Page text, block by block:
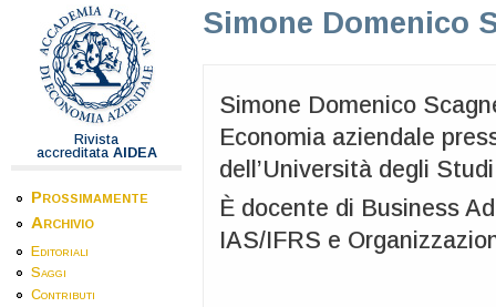
Rivista
accreditata AIDEA
Prossimamente
Archivio
Editoriali
Saggi
Contributi
Simone Domenico
Simone Domenico
Economia aziendale
dell’Università degli
È docente di Business
IAS/IFRS e